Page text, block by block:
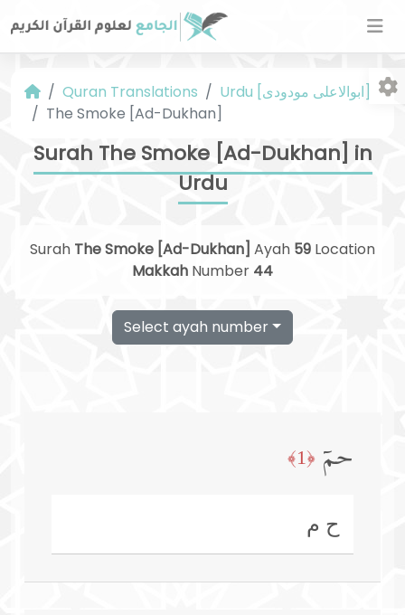
Quran Translations
Urdu [ابوالاعلی مودودی]
The Smoke [Ad-Dukhan]
Surah The Smoke [Ad-Dukhan] in
Urdu
Surah The Smoke [Ad-Dukhan] Ayah 59 Location
Makkah Number 44
Select ayah number
حمۤ ﴿1﴾
ح م